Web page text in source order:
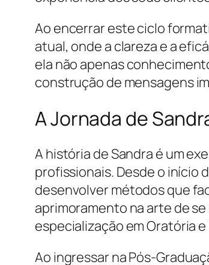
Ao encerrar este ciclo
atual, onde a clareza e a
ela não apenas
construção de mensagens
A Jornada de
A história de Sandra é um
profissionais. Desde o início
desenvolver métodos que
aprimoramento na arte de
especialização em Oratória
Ao ingressar na Pós-